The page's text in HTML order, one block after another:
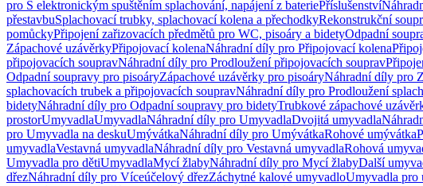
pro S elektronickým spuštěním splachování, napájení z bateriePříslušenství
přestavbuSplachovací trubky, splachovací kolena a přechodkyRekonstrukční
pomůckyPřipojení zařizovacích předmětů pro WC, pisoáry a bidetyOdpadní
Zápachové uzávěrkyPřipojovací kolenaNáhradní díly pro Připojovací kolena
připojovacích soupravNáhradní díly pro Prodloužení připojovacích souprav
Odpadní soupravy pro pisoáryZápachové uzávěrky pro pisoáryNáhradní díly pro
splachovacích trubek a připojovacích soupravNáhradní díly pro Prodloužení
bidetyNáhradní díly pro Odpadní soupravy pro bidetyTrubkové zápachové
prostorUmyvadlaUmyvadlaNáhradní díly pro UmyvadlaDvojitá umyvadla
pro Umyvadla na deskuUmývátkaNáhradní díly pro UmývátkaRohové umývátka
umyvadlaVestavná umyvadlaNáhradní díly pro Vestavná umyvadlaRohová
Umyvadla pro dětiUmyvadlaMycí žlabyNáhradní díly pro Mycí žlabyDalší
dřezNáhradní díly pro Víceúčelový dřezZáchytné kalové umyvadloUmyvadla pro